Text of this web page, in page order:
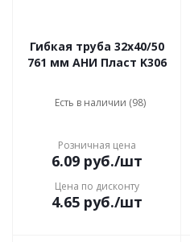
Гибкая труба 32х40/50
761 мм АНИ Пласт K306
Есть в наличии (98)
Розничная цена
6.09руб./шт
Цена по дисконту
4.65руб./шт